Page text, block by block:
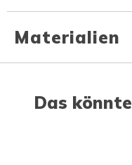
Materialien
Das